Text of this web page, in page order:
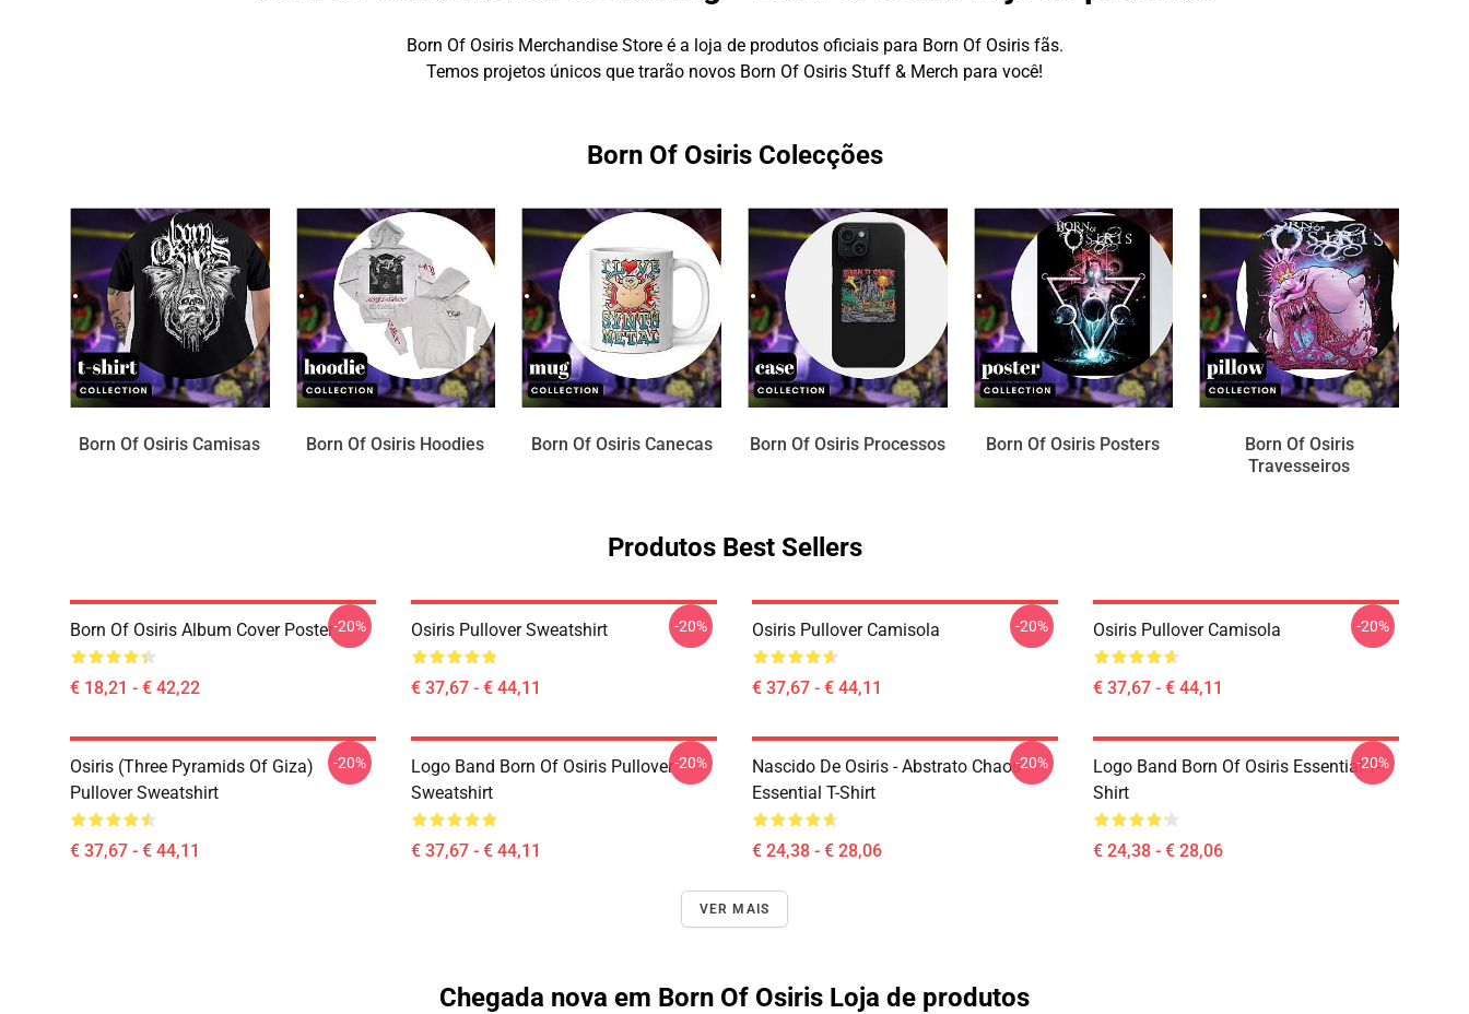
Born Of Osiris Merchandise Store é a loja de produtos oficiais para Born Of Osiris fãs.
Temos projetos únicos que trarão novos Born Of Osiris Stuff & Merch para você!
Born Of Osiris Colecções
Born Of Osiris Camisas Born Of Osiris Hoodies Born Of Osiris Canecas Born Of Osiris Processos Born Of Osiris Posters
Born Of Osiris
Travesseiros
Produtos Best Sellers
Born Of Osiris Album Cover Poster
€ 18,21 - € 42,22
-20% Osiris Pullover Sweatshirt
€ 37,67 - € 44,11
-20% Osiris Pullover Camisola
€ 37,67 - € 44,11
-20% Osiris Pullover Camisola
€ 37,67 - € 44,11
-20%
Osiris (three Pyramids Of Giza)
Pullover Sweatshirt
€ 37,67 - € 44,11
-20%
Logo Band Born Of Osiris Pullover
Sweatshirt
€ 37,67 - € 44,11
-20%
Nascido De Osiris - Abstrato Chaos
Essential T-Shirt
€ 24,38 - € 28,06
-20%
Logo Band Born Of Osiris Essential T-
Shirt
€ 24,38 - € 28,06
-20%
VER MAIS
Chegada nova em Born Of Osiris Loja de produtos